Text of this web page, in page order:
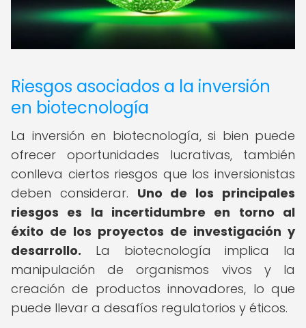
Riesgos asociados a la inversión
en biotecnología
La inversión en biotecnología, si bien puede
ofrecer oportunidades lucrativas, también
conlleva ciertos riesgos que los inversionistas
deben considerar. Uno de los principales
riesgos es la incertidumbre en torno al
éxito de los proyectos de investigación y
desarrollo. La biotecnología implica la
manipulación de organismos vivos y la
creación de productos innovadores, lo que
puede llevar a desafíos regulatorios y éticos.